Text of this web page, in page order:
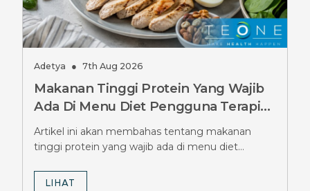
Adetya ● 7th Aug 2026
Makanan Tinggi Protein Yang Wajib
Ada Di Menu Diet Pengguna Terapi
Ozempic, Jangan Sampai Terlewat
Artikel ini akan membahas tentang makanan
tinggi protein yang wajib ada di menu diet
LIHAT